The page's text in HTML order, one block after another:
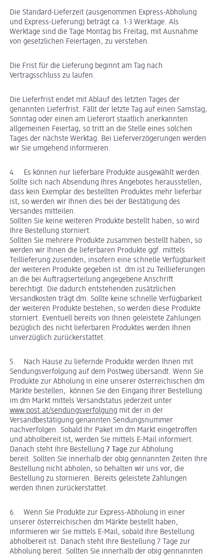
Die Standard-Lieferzeit (ausgenommen Express-Abholung
und Express-Lieferung) beträgt ca. 1-3 Werktage. Als
Werktage sind die Tage Montag bis Freitag, mit Ausnahme
von gesetzlichen Feiertagen, zu verstehen.
Die Frist für die Lieferung beginnt am Tag nach
Vertragsschluss zu laufen.
Die Lieferfrist endet mit Ablauf des letzten Tages der
genannten Lieferfrist. Fällt der letzte Tag auf einen Samstag,
Sonntag oder einen am Lieferort staatlich anerkannten
allgemeinen Feiertag, so tritt an die Stelle eines solchen
Tages der nächste Werktag. Bei Lieferverzögerungen werden
wir Sie umgehend informieren.
4. Es können nur lieferbare Produkte ausgewählt werden.
Sollte sich nach Absendung Ihres Angebotes herausstellen,
dass kein Exemplar des bestellten Produktes mehr lieferbar
ist, so werden wir Ihnen dies bei der Bestätigung des
Versandes mitteilen.
Sollten Sie keine weiteren Produkte bestellt haben, so wird
Ihre Bestellung storniert.
Sollten Sie mehrere Produkte zusammen bestellt haben, so
werden wir Ihnen die lieferbaren Produkte ggf. mittels
Teillieferung zusenden, insofern eine schnelle Verfügbarkeit
der weiteren Produkte gegeben ist. dm ist zu Teillieferungen
an die bei Auftragserteilung angegebene Anschrift
berechtigt. Die dadurch entstehenden zusätzlichen
Versandkosten trägt dm. Sollte keine schnelle Verfügbarkeit
der weiteren Produkte bestehen, so werden diese Produkte
storniert. Eventuell bereits von Ihnen geleistete Zahlungen
bezüglich des nicht lieferbaren Produktes werden Ihnen
unverzüglich zurückerstattet.
5. Nach Hause zu liefernde Produkte werden Ihnen mit
Sendungsverfolgung auf dem Postweg übersandt. Wenn Sie
Produkte zur Abholung in eine unserer österreichischen dm
Märkte bestellen, können Sie den Eingang Ihrer Bestellung
im dm Markt mittels Versandstatus jederzeit unter
www.post.at/sendungsverfolgung mit der in der
Versandbestätigung genannten Sendungsnummer
nachverfolgen. Sobald Ihr Paket im dm Markt eingetroffen
und abholbereit ist, werden Sie mittels E-Mail informiert.
Danach steht Ihre Bestellung 7 Tage zur Abholung
bereit. Sollten Sie innerhalb der obig gennannten Zeiten Ihre
Bestellung nicht abholen, so behalten wir uns vor, die
Bestellung zu stornieren. Bereits geleistete Zahlungen
werden Ihnen zurückerstattet.
6. Wenn Sie Produkte zur Express-Abholung in einer
unserer österreichischen dm Märkte bestellt haben,
informieren wir Sie mittels E-Mail, sobald Ihre Bestellung
abholbereit ist. Danach steht Ihre Bestellung 7 Tage zur
Abholung bereit. Sollten Sie innerhalb der obig gennannten